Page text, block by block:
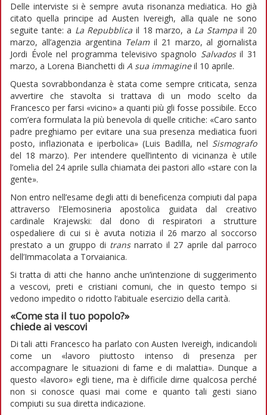
Delle interviste si è sempre avuta risonanza mediatica. Ho già
citato quella principe ad Austen Ivereigh, alla quale ne sono
seguite tante: a La Repubblica il 18 marzo, a La Stampail 20
marzo, all’agenzia argentina Telamil 21 marzo, al giornalista
Jordi Évole nel programma televisivo spagnolo Salvadosil 31
marzo, a Lorena Bianchetti di A sua immagineil 10 aprile.
Questa sovrabbondanza è stata come sempre criticata, senza
avvertire che stavolta si trattava di un modo scelto da
Francesco per farsi «vicino» a quanti più gli fosse possibile. Ecco
com’era formulata la più benevola di quelle critiche: «Caro santo
padre preghiamo per evitare una sua presenza mediatica fuori
posto, inflazionata e iperbolica» (Luis Badilla, nel Sismografo
del 18 marzo). Per intendere quell’intento di vicinanza è utile
l’omelia del 24 aprile sulla chiamata dei pastori allo «stare con la
gente».
Non entro nell’esame degli atti di beneficenza compiuti dal papa
attraverso l’Elemosineria apostolica guidata dal creativo
cardinale Krajewski: dal dono di respiratori a strutture
ospedaliere di cui si è avuta notizia il 26 marzo al soccorso
prestato a un gruppo di transnarrato il 27 aprile dal parroco
dell’Immacolata a Torvaianica.
Si tratta di atti che hanno anche un’intenzione di suggerimento
a vescovi, preti e cristiani comuni, che in questo tempo si
vedono impedito o ridotto l’abituale esercizio della carità.
«Come sta il tuo popolo?»
chiede ai vescovi
Di tali atti Francesco ha parlato con Austen Ivereigh, indicandoli
come un «lavoro piuttosto intenso di presenza per
accompagnare le situazioni di fame e di malattia». Dunque a
questo «lavoro» egli tiene, ma è difficile dirne qualcosa perché
non si conosce quasi mai come e quanto tali gesti siano
compiuti su sua diretta indicazione.